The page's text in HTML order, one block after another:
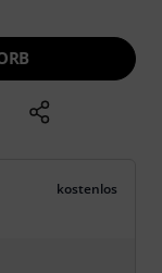
kostenlos